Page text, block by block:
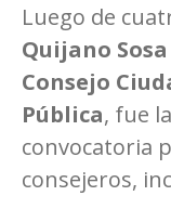
Luego de
Quijano Sosa
Consejo
Pública, fue
convocatoria
consejeros,